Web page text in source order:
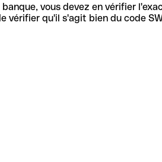
vous devez en vérifier
vérifier qu'il s'agit bien du code